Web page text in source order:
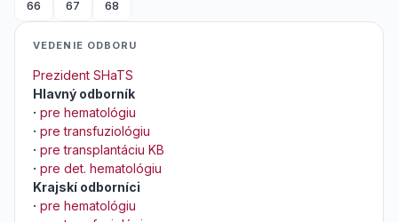
66 67 68
VEDENIE ODBORU
Prezident SHaTS
Hlavný odborník
· pre hematológiu
· pre transfuziológiu
· pre transplantáciu KB
· pre det. hematológiu
Krajskí odborníci
· pre hematológiu